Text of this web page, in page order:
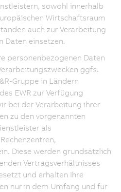
sowohl innerhalb
Wirtschaftsraum
auch zur Verarbeitung
Daten einsetzen.
personenbezogenen Daten
ggfs.
Gruppe in Ländern
EWR zur Verfügung
bei der Verarbeitung ihrer
zu den vorgenannten
als
Diese werden grundsätzlich
Vertragsverhältnisses
und erhalten Ihre
nur in dem Umfang und für